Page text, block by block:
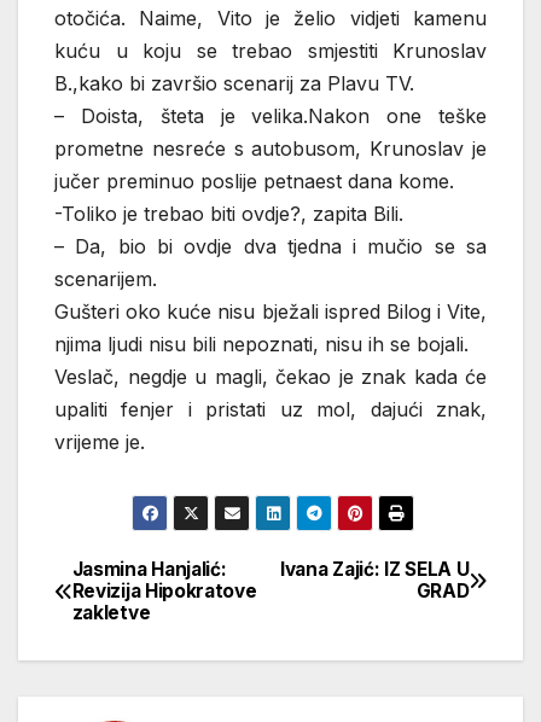
otočića. Naime, Vito je želio vidjeti kamenu
kuću u koju se trebao smjestiti Krunoslav
B.,kako bi završio scenarij za Plavu TV.
– Doista, šteta je velika.Nakon one teške
prometne nesreće s autobusom, Krunoslav je
jučer preminuo poslije petnaest dana kome.
-Toliko je trebao biti ovdje?, zapita Bili.
– Da, bio bi ovdje dva tjedna i mučio se sa
scenarijem.
Gušteri oko kuće nisu bježali ispred Bilog i Vite,
njima ljudi nisu bili nepoznati, nisu ih se bojali.
Veslač, negdje u magli, čekao je znak kada će
upaliti fenjer i pristati uz mol, dajući znak,
vrijeme je.
Кретање
чланка
Ivana Zajić: IZ SELA U
GRAD
Jasmina Hanjalić:
Revizija Hipokratove
zakletve